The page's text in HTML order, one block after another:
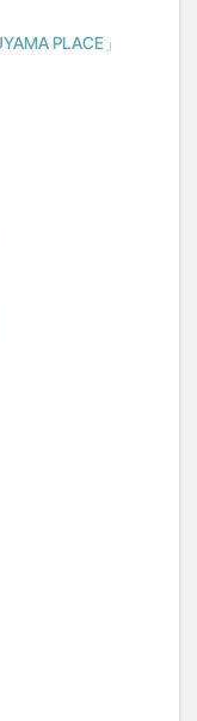
PLACE」